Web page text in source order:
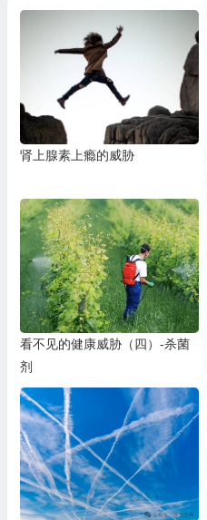
肾上腺素上瘾的威胁
看不见的健康威胁（四）-杀菌
剂